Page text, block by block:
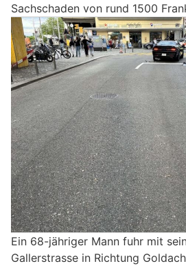
Sachschaden von rund 1500
Ein 68-jähriger Mann fuhr mit
Gallerstrasse in Richtung